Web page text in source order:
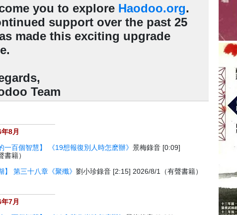
you to explore Haodoo.org.
support over the past 25
made this exciting upgrade
Team
8月
一百個智慧】 《19想報復別人時怎麽辦》景梅錄音 [0:09]
書籍）
】 第三十八章《聚殲》劉小珍錄音 [2:15] 2026/8/1（有聲書籍）
7月